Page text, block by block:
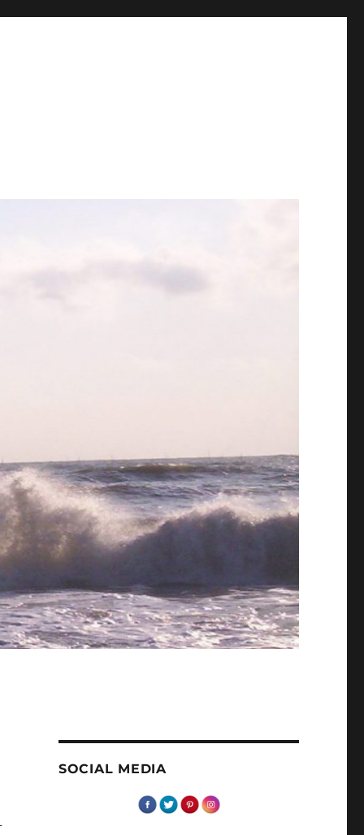
SOCIAL MEDIA